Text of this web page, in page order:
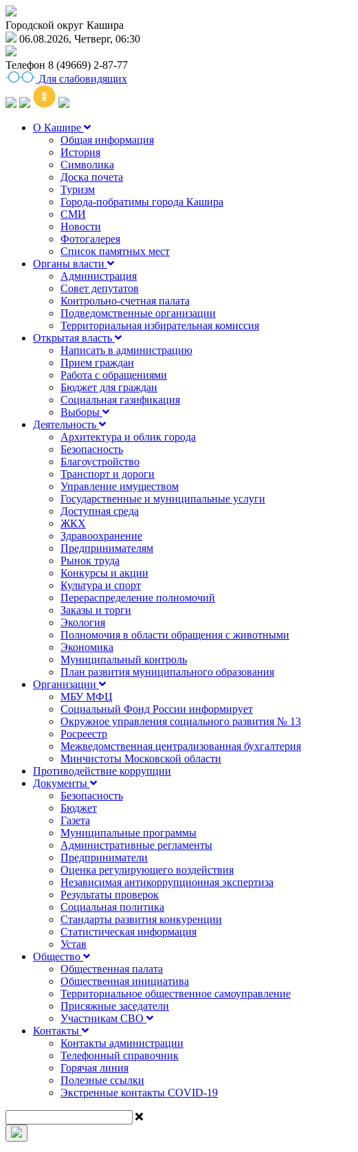
Городской округ Кашира
06.08.2026, Четверг, 06:30
Телефон 8 (49669) 2-87-77
Для слабовидящих
О Кашире
Общая информация
История
Символика
Доска почета
Туризм
Города-побратимы города Кашира
СМИ
Новости
Фотогалерея
Список памятных мест
Органы власти
Администрация
Совет депутатов
Контрольно-счетная палата
Подведомственные организации
Территориальная избирательная комиссия
Открытая власть
Написать в администрацию
Прием граждан
Работа с обращениями
Бюджет для граждан
Социальная газификация
Выборы
Деятельность
Архитектура и облик города
Безопасность
Благоустройство
Транспорт и дороги
Управление имуществом
Государственные и муниципальные услуги
Доступная среда
ЖКХ
Здравоохранение
Предпринимателям
Рынок труда
Конкурсы и акции
Культура и спорт
Перераспределение полномочий
Заказы и торги
Экология
Полномочия в области обращения с животными
Экономика
Муниципальный контроль
План развития муниципального образования
Организации
МБУ МФЦ
Социальный Фонд России информирует
Окружное управления социального развития № 13
Росреестр
Межведомственная централизованная бухгалтерия
Минчистоты Московской области
Противодействие коррупции
Документы
Безопасность
Бюджет
Газета
Муниципальные программы
Административные регламенты
Предприниматели
Оценка регулирующего воздействия
Независимая антикоррупционная экспертиза
Результаты проверок
Социальная политика
Стандарты развития конкуренции
Статистическая информация
Устав
Общество
Общественная палата
Общественная инициатива
Территориальное общественное самоуправление
Присяжные заседатели
Участникам СВО
Контакты
Контакты администрации
Телефонный справочник
Горячая линия
Полезные ссылки
Экстренные контакты COVID-19